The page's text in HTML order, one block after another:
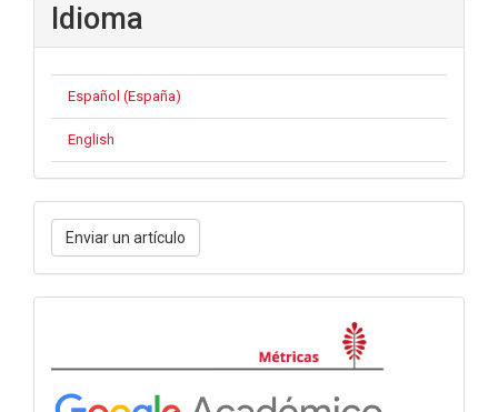
Idioma
Español (España)
English
Enviar
un
artículo
Enviar un artículo